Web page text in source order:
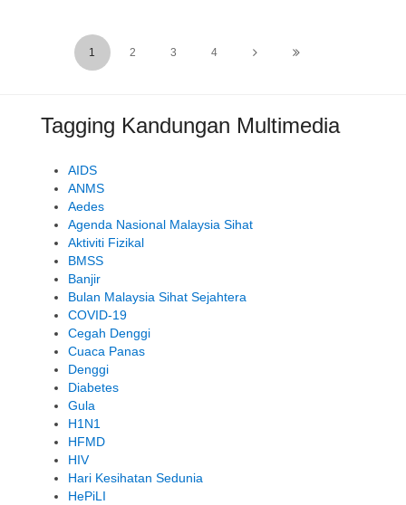
1 2 3 4
Tagging Kandungan Multimedia
AIDS
ANMS
Aedes
Agenda Nasional Malaysia Sihat
Aktiviti Fizikal
BMSS
Banjir
Bulan Malaysia Sihat Sejahtera
COVID-19
Cegah Denggi
Cuaca Panas
Denggi
Diabetes
Gula
H1N1
HFMD
HIV
Hari Kesihatan Sedunia
HePiLI